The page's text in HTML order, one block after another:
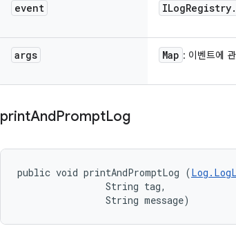
event ILogRegistry.
args Map : 이벤트에
printAndPromptLog
public void printAndPromptLog (
                String tag,
                String message)